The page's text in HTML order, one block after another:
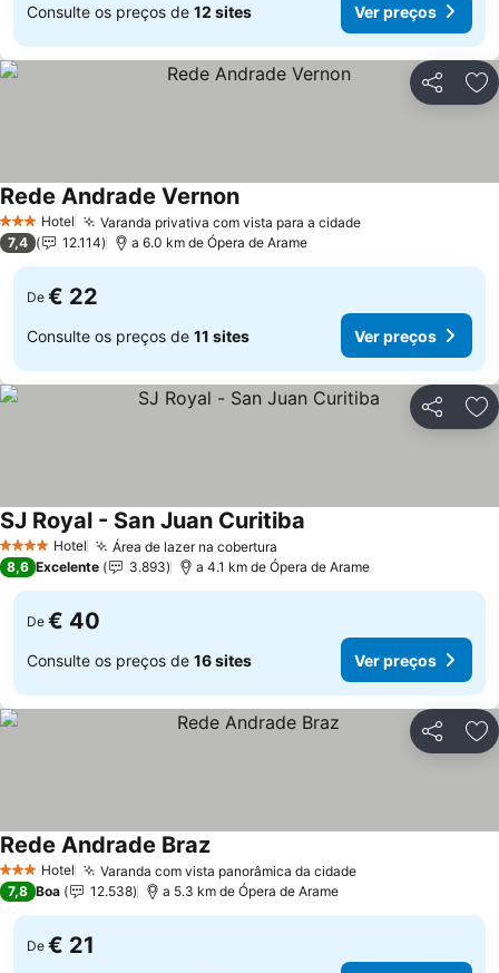
Consulte os preços de 12 sites Ver preços
Partilhar
3 EstrelasHotel Varanda privativa com vista para a cidade
Rede Andrade Vernon
7,4 12.114 a 6.0 km de Ópera de Arame
De € 22
Consulte os preços de 11 sites Ver preços
Partilhar
4 EstrelasHotel Área de lazer na cobertura
SJ Royal - San Juan Curitiba
8,6 Excelente 3.893 a 4.1 km de Ópera de Arame
De € 40
Consulte os preços de 16 sites Ver preços
Partilhar
3 EstrelasHotel Varanda com vista panorâmica da cidade
Rede Andrade Braz
7,8 Boa 12.538 a 5.3 km de Ópera de Arame
De € 21